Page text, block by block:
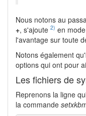
Nous notons au
+, s'ajoute 2) en mode
l'avantage sur toute
Notons également
options qui ont pour
Les fichiers de
Reprenons la ligne
la commande